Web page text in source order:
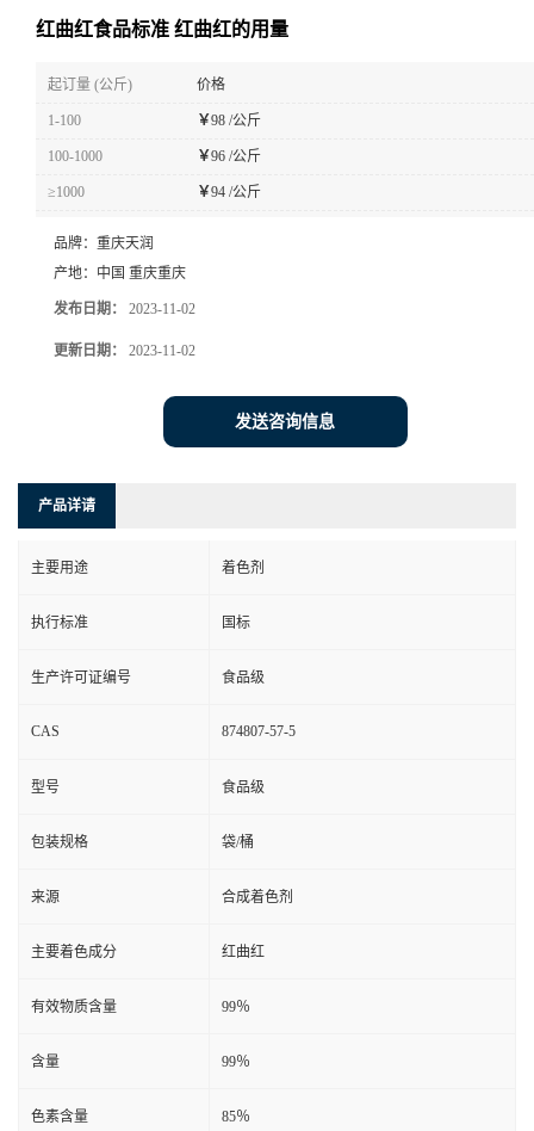
红曲红食品标准 红曲红的用量
起订量 (公斤) 价格
1-100 ￥98 /公斤
100-1000 ￥96 /公斤
≥1000 ￥94 /公斤
品牌： 重庆天润
产地： 中国 重庆重庆
发布日期： 2023-11-02
更新日期： 2023-11-02
发送咨询信息
产品详请
主要用途 着色剂
执行标准 国标
生产许可证编号 食品级
CAS 874807-57-5
型号 食品级
包装规格 袋/桶
来源 合成着色剂
主要着色成分 红曲红
有效物质含量 99％
含量 99％
色素含量 85％